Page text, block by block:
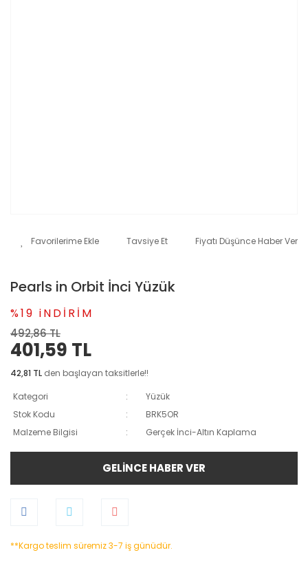
Tavsiye Et Fiyatı Düşünce Haber Ver
Pearls in Orbit İnci Yüzük
%19 iNDİRİM
492,86 TL
401,59 TL
42,81 TL den başlayan taksitlerle!!
Kategori
Yüzük
Stok Kodu
BRK5OR
Malzeme Bilgisi
Gerçek İnci-Altın Kaplama
GELİNCE HABER VER
**Kargo teslim süremiz 3-7 iş günüdür.